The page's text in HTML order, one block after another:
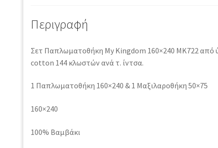
Περιγραφή
Σετ Παπλωματοθήκη My Kingdom 160×240 MK722 από
cotton 144 κλωστών ανά τ. ίντσα.
1 Παπλωματοθήκη 160×240 & 1 Μαξιλαροθήκη 50×75
160×240
100% Βαμβάκι